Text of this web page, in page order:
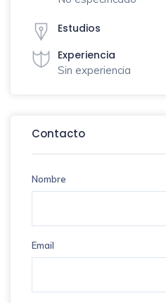
Estudios
Experiencia
Sin experiencia
Contacto
Nombre
Email